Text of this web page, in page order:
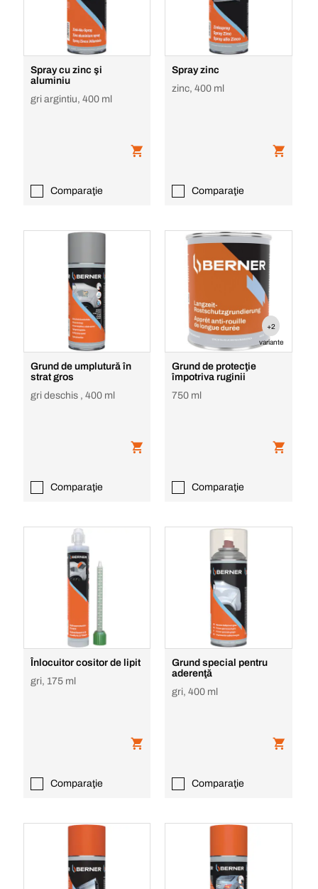
Spray cu zinc şi
aluminiu
gri argintiu, 400 ml
Comparaţie
Spray zinc
zinc, 400 ml
Comparaţie
Grund de umplutură în
strat gros
gri deschis , 400 ml
Comparaţie
+2
variante
Grund de protecţie
împotriva ruginii
750 ml
Comparaţie
Înlocuitor cositor de lipit
gri, 175 ml
Comparaţie
Grund special pentru
aderenţă
gri, 400 ml
Comparaţie